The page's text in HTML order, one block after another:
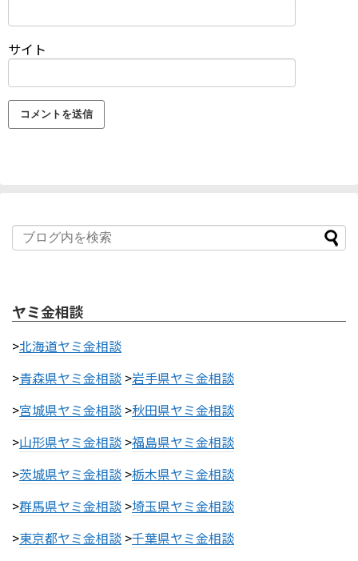
サイト
ヤミ金相談
>北海道ヤミ金相談
>青森県ヤミ金相談 >岩手県ヤミ金相談
>宮城県ヤミ金相談 >秋田県ヤミ金相談
>山形県ヤミ金相談 >福島県ヤミ金相談
>茨城県ヤミ金相談 >栃木県ヤミ金相談
>群馬県ヤミ金相談 >埼玉県ヤミ金相談
>東京都ヤミ金相談 >千葉県ヤミ金相談